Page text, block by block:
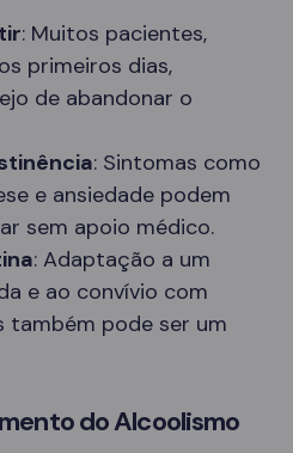
: Muitos pacientes,
primeiros dias,
de abandonar o
: Sintomas como
e ansiedade podem
sem apoio médico.
: Adaptação a um
e ao convívio com
também pode ser um
do Alcoolismo